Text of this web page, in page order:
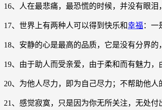
16、人在最悲痛，最恐慌的时候，并没有眼
17、世界上有两种人可以得到快乐和幸福 ：一
18、安静的心是最高的品质，它是没有分界
19、由于助人而受亲爱，由于柔和而有魅力
20、为他人尽力，即为自己尽力；不帮助他人
21、感觉寂寞，只是因为你无所关注，无处付